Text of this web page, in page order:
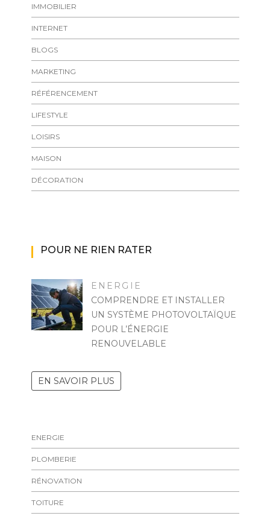
IMMOBILIER
INTERNET
BLOGS
MARKETING
RÉFÉRENCEMENT
LIFESTYLE
LOISIRS
MAISON
DÉCORATION
POUR NE RIEN RATER
ENERGIE
COMPRENDRE ET INSTALLER
UN SYSTÈME PHOTOVOLTAÏQUE
POUR L’ÉNERGIE
RENOUVELABLE
EN SAVOIR PLUS
ENERGIE
PLOMBERIE
RÉNOVATION
TOITURE